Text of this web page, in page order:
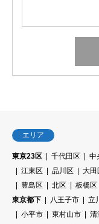
エリア
東京23区 千代田区 中
江東区
品川区 大田
豊島区
北区 板橋区
東京都下
八王子市 立
小平市
東村山市 清